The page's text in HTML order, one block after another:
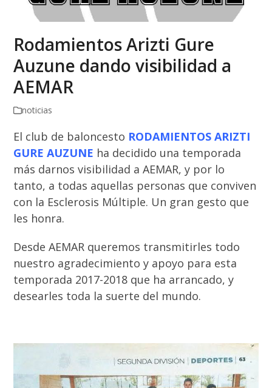
Rodamientos Arizti Gure
Auzune dando visibilidad a
AEMAR
noticias
El club de baloncesto RODAMIENTOS ARIZTI
GURE AUZUNE ha decidido una temporada
más darnos visibilidad a AEMAR, y por lo
tanto, a todas aquellas personas que conviven
con la Esclerosis Múltiple. Un gran gesto que
les honra.
Desde AEMAR queremos transmitirles todo
nuestro agradecimiento y apoyo para esta
temporada 2017-2018 que ha arrancado, y
desearles toda la suerte del mundo.